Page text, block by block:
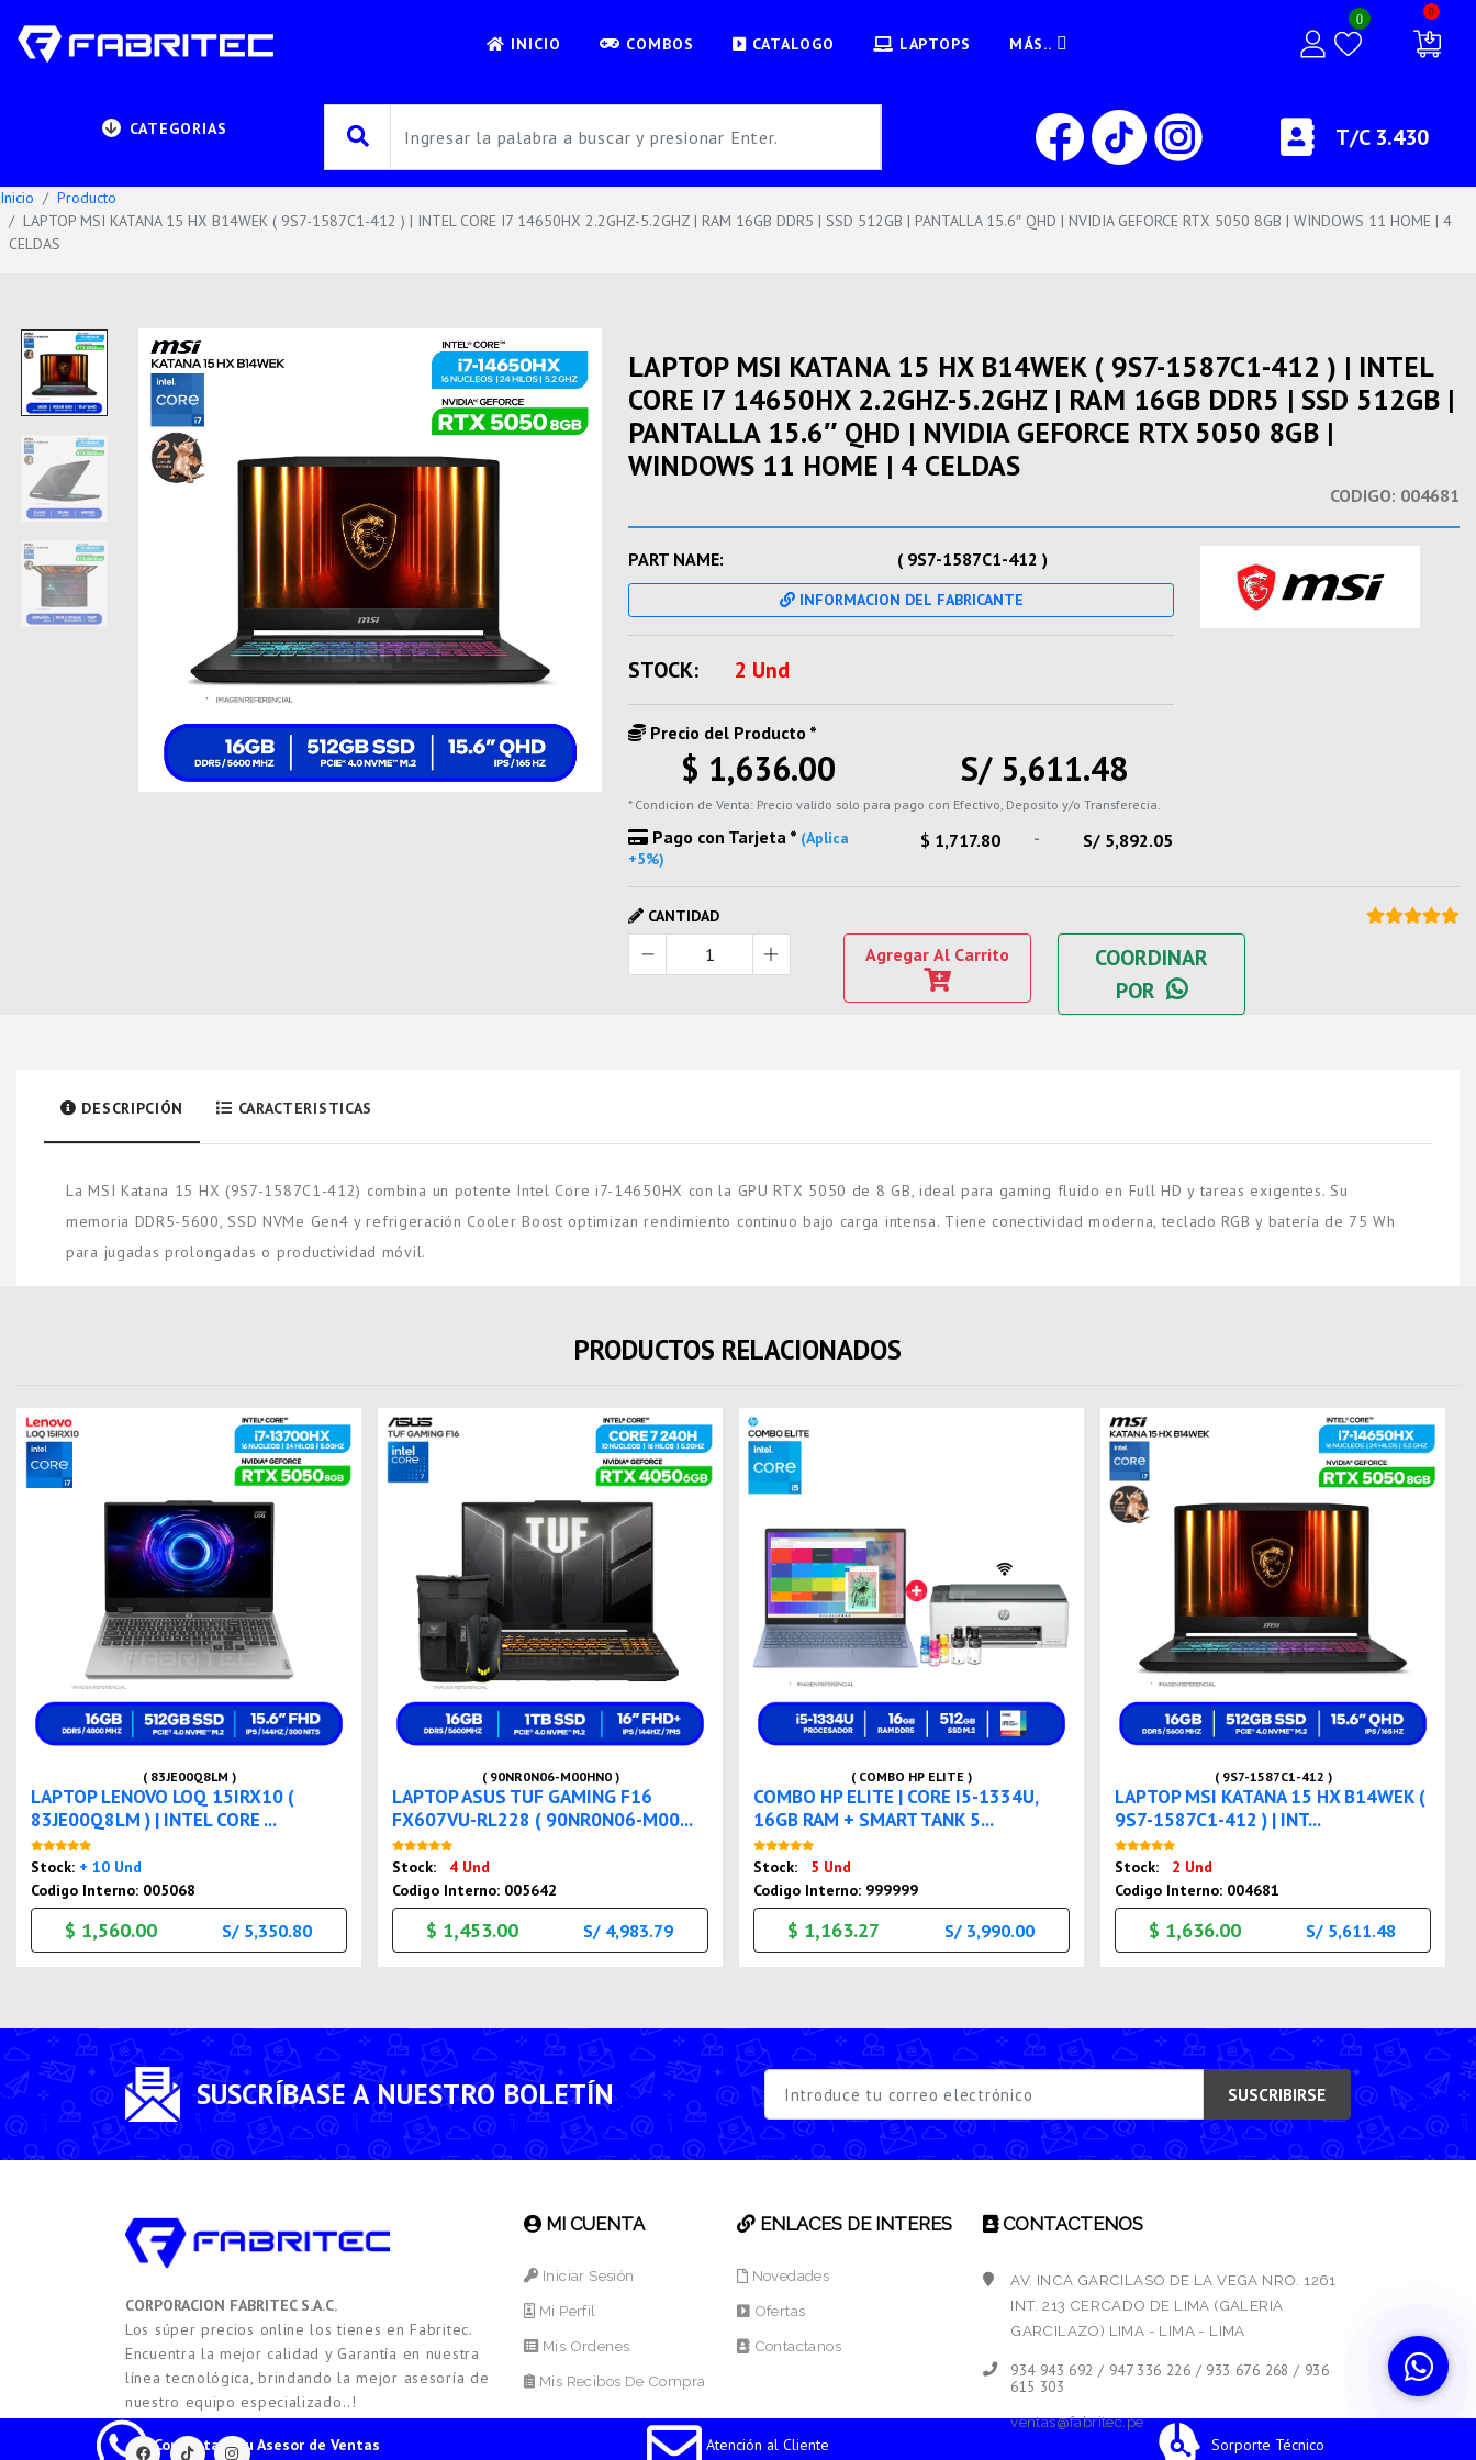
INICIO COMBOS CATALOGO LAPTOPS MÁS..
0
0
CATEGORIAS T/C 3.430
Inicio
Producto
LAPTOP MSI KATANA 15 HX B14WEK ( 9S7-1587C1-412 ) | INTEL CORE I7 14650HX 2.2GHZ-5.2GHZ | RAM 16GB DDR5 | SSD 512GB | PANTALLA 15.6″ QHD | NVIDIA GEFORCE RTX 5050 8GB | WINDOWS 11 HOME | 4
CELDAS
LAPTOP MSI KATANA 15 HX B14WEK ( 9S7-1587C1-412 ) | INTEL
CORE I7 14650HX 2.2GHZ-5.2GHZ | RAM 16GB DDR5 | SSD 512GB |
PANTALLA 15.6″ QHD | NVIDIA GEFORCE RTX 5050 8GB |
WINDOWS 11 HOME | 4 CELDAS
CODIGO: 004681
PART NAME: ( 9S7-1587C1-412 )
INFORMACION DEL FABRICANTE
STOCK: 2 Und
Precio del Producto *
$ 1,636.00 S/ 5,611.48
* Condicion de Venta: Precio valido solo para pago con Efectivo, Deposito y/o Transferecia.
Pago con Tarjeta * (Aplica
+5%)
$ 1,717.80 - S/ 5,892.05
CANTIDAD
Agregar Al Carrito
COORDINAR
POR
DESCRIPCIÓN CARACTERISTICAS
La MSI Katana 15 HX (9S7-1587C1-412) combina un potente Intel Core i7-14650HX con la GPU RTX 5050 de 8 GB, ideal para gaming fluido en Full HD y tareas exigentes. Su
memoria DDR5-5600, SSD NVMe Gen4 y refrigeración Cooler Boost optimizan rendimiento continuo bajo carga intensa. Tiene conectividad moderna, teclado RGB y batería de 75 Wh
para jugadas prolongadas o productividad móvil.
PRODUCTOS RELACIONADOS
( 83JE00Q8LM )
LAPTOP LENOVO LOQ 15IRX10 (
83JE00Q8LM ) | INTEL CORE ...
Stock: + 10 Und
Codigo Interno: 005068
$ 1,560.00 S/ 5,350.80
( 90NR0N06-M00HN0 )
LAPTOP ASUS TUF GAMING F16
FX607VU-RL228 ( 90NR0N06-M00...
Stock:
4 Und
Codigo Interno: 005642
$ 1,453.00 S/ 4,983.79
( COMBO HP ELITE )
COMBO HP ELITE | CORE I5-1334U,
16GB RAM + SMART TANK 5...
Stock:
5 Und
Codigo Interno: 999999
$ 1,163.27 S/ 3,990.00
( 9S7-1587C1-412 )
LAPTOP MSI KATANA 15 HX B14WEK (
9S7-1587C1-412 ) | INT...
Stock:
2 Und
Codigo Interno: 004681
$ 1,636.00 S/ 5,611.48
SUSCRÍBASE A NUESTRO BOLETÍN SUSCRIBIRSE
Contacta a tu Asesor de Ventas Atención al Cliente Sorporte Técnico
CORPORACION FABRITEC S.A.C.
Los súper precios online los tienes en Fabritec.
Encuentra la mejor calidad y Garantía en nuestra
línea tecnológica, brindando la mejor asesoría de
nuestro equipo especializado..!
MI CUENTA
Iniciar Sesión
Mi Perfil
Mis Ordenes
Mis Recibos De Compra
ENLACES DE INTERES
Novedades
Ofertas
Contactanos
CONTACTENOS
AV. INCA GARCILASO DE LA VEGA NRO. 1261
INT. 213 CERCADO DE LIMA (GALERIA
GARCILAZO) LIMA - LIMA - LIMA
934 943 692 / 947 336 226 / 933 676 268 / 936
615 303
ventas@fabritec.pe